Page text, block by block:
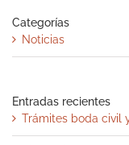
Categorías
Noticias
Entradas recientes
Trámites boda civil